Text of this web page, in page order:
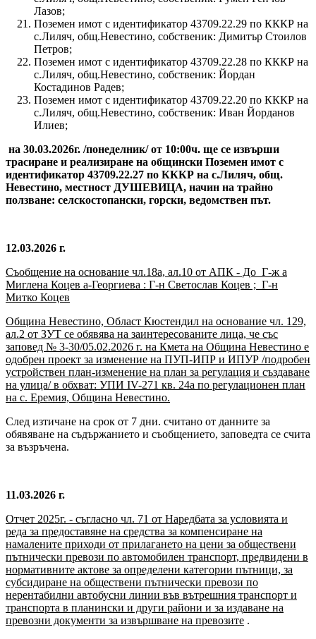
Лазов;
Поземен имот с идентификатор 43709.22.29 по КККР на
с.Лиляч, общ.Невестино, собственик: Димитър Стоилов
Петров;
Поземен имот с идентификатор 43709.22.28 по КККР на
с.Лиляч, общ.Невестино, собственик: Йордан
Костадинов Радев;
Поземен имот с идентификатор 43709.22.20 по КККР на
с.Лиляч, общ.Невестино, собственик: Иван Йорданов
Илиев;
на 30.03.2026г. /понеделник/ от 10:00ч. ще се извърши
трасиране и реализиране на общински Поземен имот с
идентификатор 43709.22.27 по КККР на с.Лиляч, общ.
Невестино, местност ДУШЕВИЦА, начин на трайно
ползване: селскостопански, горски, ведомствен път.
12.03.2026 г.
Съобщение на основание чл.18а, ал.10 от АПК - До Г-ж а
Миглена Коцев а-Георгиева : Г-н Светослав Коцев ; Г-н
Митко Коцев
Община Невестино, Област Кюстендил на основание чл. 129,
ал.2 от ЗУТ се обявява на заинтересованите лица, че със
заповед № 3-30/05.02.2026 г. на Кмета на Община Невестино е
одобрен проект за изменение на ПУП-ИПР и ИПУР /подробен
устройствен план-изменение на план за регулация и създаване
на улица/ в обхват: УПИ IV-271 кв. 24а по регулационен план
на с. Еремия, Община Невестино.
След изтичане на срок от 7 дни. считано от данните за
обявяване на съдържанието и съобщението, заповедта се счита
за възръчена.
11.03.2026 г.
Отчет 2025г. - съгласно чл. 71 от Наредбата за условията и
реда за предоставяне на средства за компенсиране на
намалените приходи от прилагането на цени за обществени
пътнически превози по автомобилен транспорт, предвидени в
нормативните актове за определени категории пътници, за
субсидиране на обществени пътнически превози по
нерентабилни автобусни линии във вътрешния транспорт и
транспорта в планински и други райони и за издаване на
превозни документи за извършване на превозите .